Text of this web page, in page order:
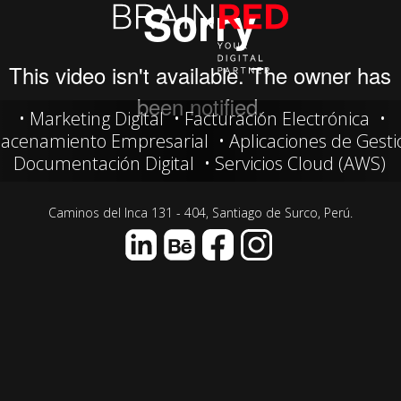
Marketing Digital Facturación Electrónica
Empresarial
Aplicaciones de
Documentación Digital
Servicios Cloud (AWS)
Caminos del Inca 131 - 404, Santiago de Surco, Perú.